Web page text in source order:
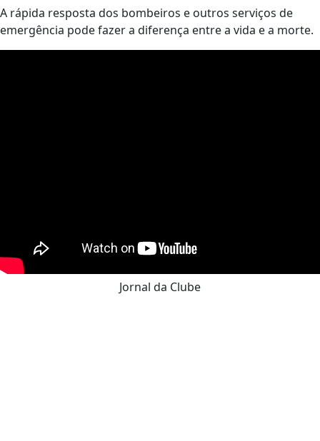
A rápida resposta dos bombeiros e outros serviços de
emergência pode fazer a diferença entre a vida e a morte.
Jornal da Clube